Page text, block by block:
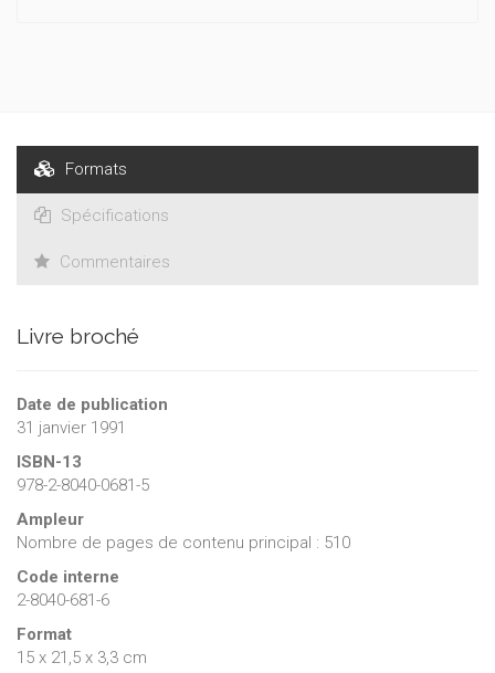
Formats
Spécifications
Commentaires
Livre broché
Date de publication
31 janvier 1991
ISBN-13
978-2-8040-0681-5
Ampleur
Nombre de pages de contenu principal : 510
Code interne
2-8040-681-6
Format
15 x 21,5 x 3,3 cm